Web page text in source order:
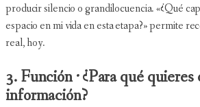
producir silencio o grandilocuencia. «¿Qué
espacio en mi vida en esta etapa?» permite
real, hoy.
3. Función · ¿Para qué quieres
información?